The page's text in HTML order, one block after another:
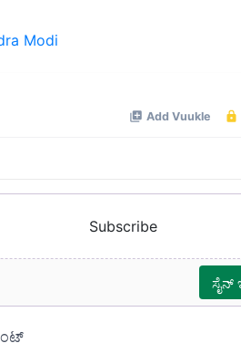
Subscribe
Modi